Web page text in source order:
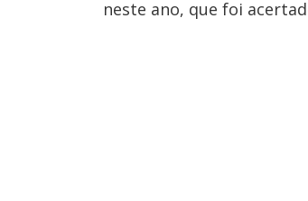
neste ano, que foi